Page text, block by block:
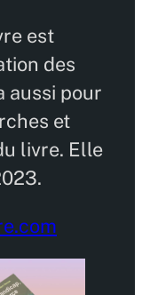
est
des
aussi pour
et
livre. Elle